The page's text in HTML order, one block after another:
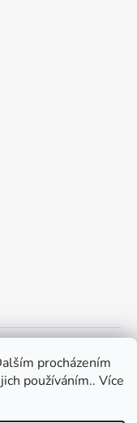
procházením
používáním.. Více
Google